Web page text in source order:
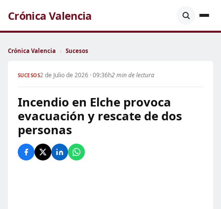
Crónica Valencia
Crónica Valencia › Sucesos
SUCESOS2 de Julio de 2026 · 09:36h2 min de lectura
Incendio en Elche provoca
evacuación y rescate de dos
personas